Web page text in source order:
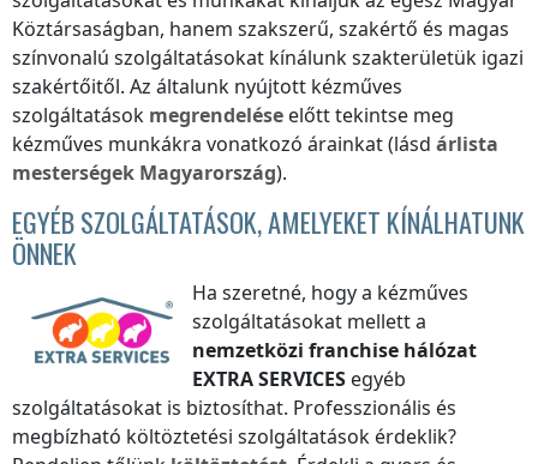
Köztársaságban, hanem szakszerű, szakértő és magas
színvonalú szolgáltatásokat kínálunk szakterületük igazi
szakértőitől. Az általunk nyújtott kézműves
szolgáltatások megrendelése előtt tekintse meg
kézműves munkákra vonatkozó árainkat (lásd árlista
mesterségek Magyarország).
EGYÉB SZOLGÁLTATÁSOK, AMELYEKET KÍNÁLHATUNK
ÖNNEK
Ha szeretné, hogy a kézműves
szolgáltatásokat mellett a
nemzetközi franchise hálózat
EXTRA SERVICES egyéb
szolgáltatásokat is biztosíthat. Professzionális és
megbízható költöztetési szolgáltatások érdeklik?